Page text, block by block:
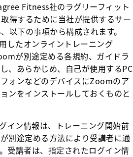
Fitness社のラグリーフィット
得するために当社が提供するサー
以下の事項から構成されます。
したオンライントレーニング
が別途定める各規約、ガイドラ
、あらかじめ、自己が使用するPC
ォンなどのデバイスにZoomのア
ンをインストールしておくものと
イン情報は、トレーニング開始前
別途定める方法により受講者に通
受講者は、指定されたログイン情